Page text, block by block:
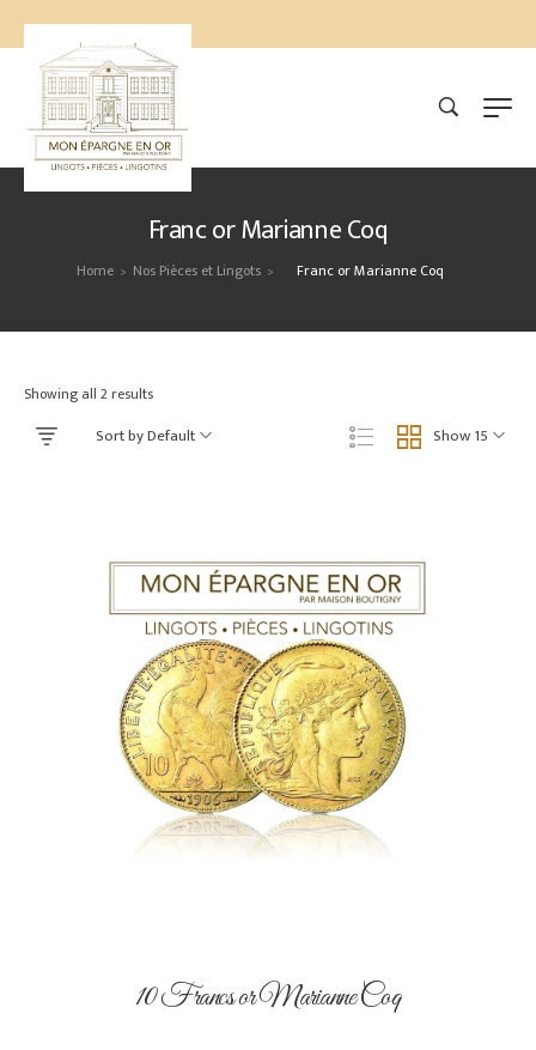
Franc or Marianne Coq
Home > Nos Pièces et Lingots > Franc or Marianne Coq
Showing all 2 results
Show 15
Sort by Default
10 Francs or Marianne Coq